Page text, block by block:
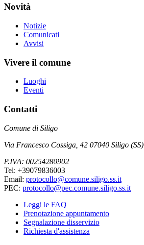
Novità
Notizie
Comunicati
Avvisi
Vivere il comune
Luoghi
Eventi
Contatti
Comune di Siligo
Via Francesco Cossiga, 42 07040 Siligo (SS)
P.IVA: 00254280902
Tel: +39079836003
Email: protocollo@comune.siligo.ss.it
PEC: protocollo@pec.comune.siligo.ss.it
Leggi le FAQ
Prenotazione appuntamento
Segnalazione disservizio
Richiesta d'assistenza